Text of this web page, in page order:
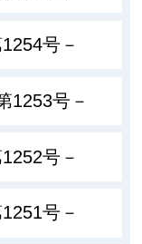
号－
1253号－
号－
号－